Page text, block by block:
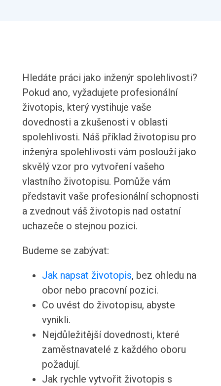
Hledáte práci jako inženýr spolehlivosti?
Pokud ano, vyžadujete profesionální
životopis, který vystihuje vaše
dovednosti a zkušenosti v oblasti
spolehlivosti. Náš příklad životopisu pro
inženýra spolehlivosti vám poslouží jako
skvělý vzor pro vytvoření vašeho
vlastního životopisu. Pomůže vám
představit vaše profesionální schopnosti
a zvednout váš životopis nad ostatní
uchazeče o stejnou pozici.
Budeme se zabývat:
Jak napsat životopis, bez ohledu na
obor nebo pracovní pozici.
Co uvést do životopisu, abyste
vynikli.
Nejdůležitější dovednosti, které
zaměstnavatelé z každého oboru
požadují.
Jak rychle vytvořit životopis s